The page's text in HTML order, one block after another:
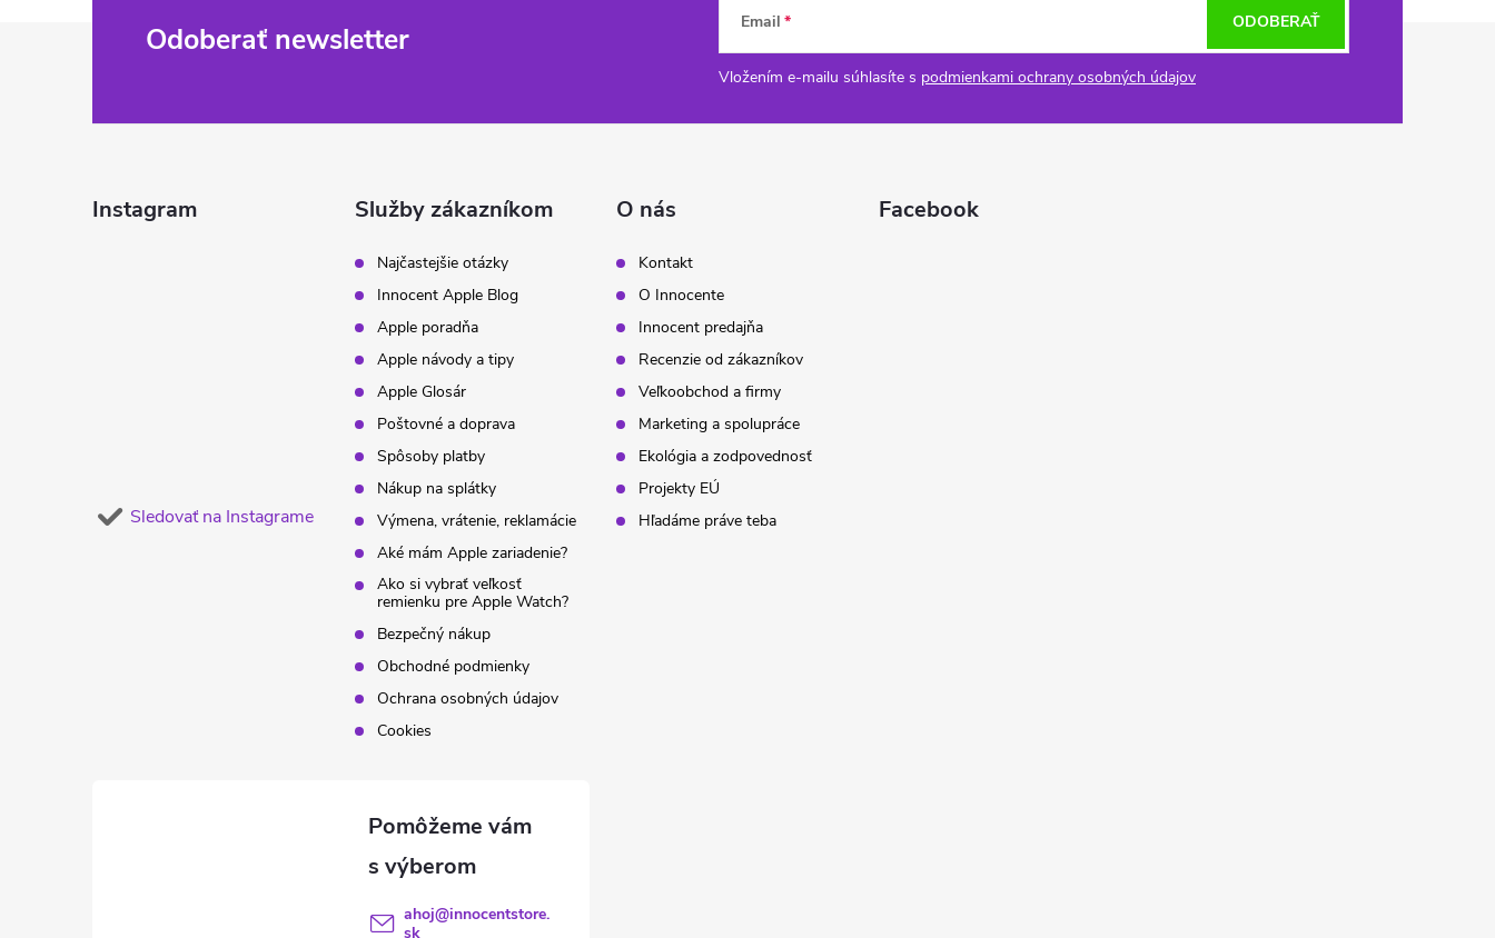
Odoberať newsletter Email
Vložením e-mailu súhlasíte s podmienkami ochrany osobných údajov
ODOBERAŤ
Instagram
Sledovať na Instagrame
Služby zákazníkom
Najčastejšie otázky
Innocent Apple Blog
Apple poradňa
Apple návody a tipy
Apple Glosár
Poštovné a doprava
Spôsoby platby
Nákup na splátky
Výmena, vrátenie, reklamácie
Aké mám Apple zariadenie?
Ako si vybrať veľkosť
remienku pre Apple Watch?
Bezpečný nákup
Obchodné podmienky
Ochrana osobných údajov
Cookies
O nás
Kontakt
O Innocente
Innocent predajňa
Recenzie od zákazníkov
Veľkoobchod a firmy
Marketing a spolupráce
Ekológia a zodpovednosť
Projekty EÚ
Hľadáme práve teba
Facebook
ahoj@innocentstore.
sk